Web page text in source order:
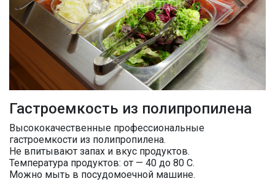
Гастроемкость из полипропилена
Высококачественные профессиональные
гастроемкости из полипропилена.
Не впитывают запах и вкус продуктов.
Температура продуктов: от — 40 до 80 С.
Можно мыть в посудомоечной машине.